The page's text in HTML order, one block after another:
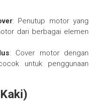
: Penutup motor yang
dari berbagai elemen
: Cover motor dengan
untuk penggunaan